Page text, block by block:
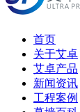
首页
关于艾卓
艾卓产品
新闻资讯
工程案例